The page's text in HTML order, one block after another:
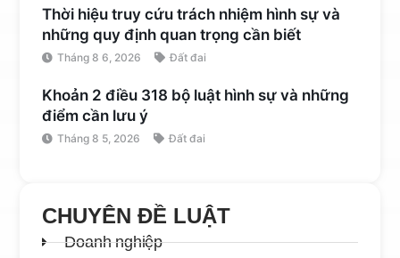
Thời hiệu truy cứu trách nhiệm hình sự và
những quy định quan trọng cần biết
Tháng 8 6, 2026 Đất đai
Khoản 2 điều 318 bộ luật hình sự và những
điểm cần lưu ý
Tháng 8 5, 2026 Đất đai
CHUYÊN ĐỀ LUẬT
Doanh nghiệp